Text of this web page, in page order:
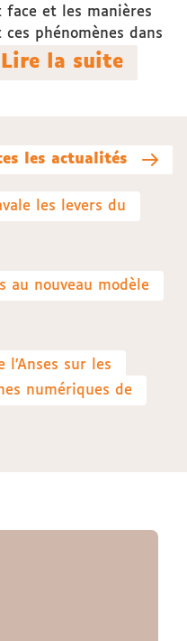
et les manières
phénomènes dans
la suite
les actualités
les levers du
au nouveau modèle
sur les
numériques de